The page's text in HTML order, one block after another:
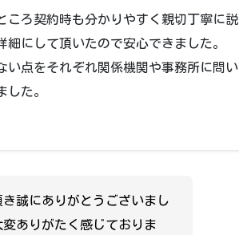
ころ契約時も分かりやすく親切丁寧に説
にして頂いたので安心できました。
い点をそれぞれ関係機関や事務所に問い
た。
誠にありがとうございまし
ありがたく感じておりま